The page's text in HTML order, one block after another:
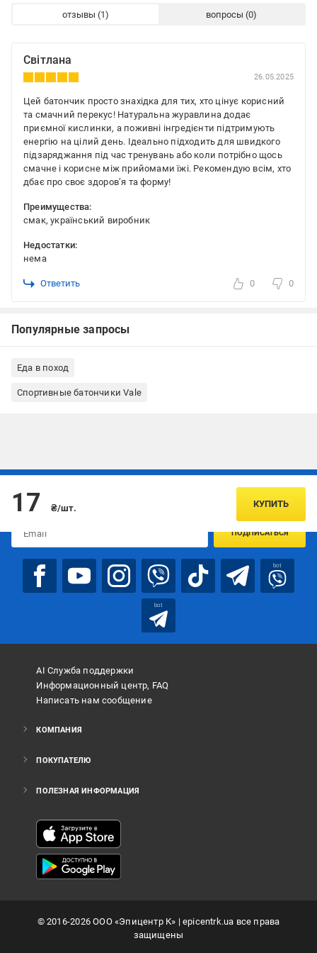
отзывы вопросы
Світлана
26.05.2025
Цей батончик просто знахідка для тих, хто цінує корисний
та смачний перекус! Натуральна журавлина додає
приємної кислинки, а поживні інгредієнти підтримують
енергію на цілий день. Ідеально підходить для швидкого
підзаряджання під час тренувань або коли потрібно щось
смачне і корисне між прийомами їжі. Рекомендую всім, хто
дбає про своє здоров’я та форму!
Преимущества:
смак, український виробник
Недостатки:
нема
Ответить 0 0
Популярные запросы
Еда в поход
Спортивные батончики Vale
17 ₴/шт. КУПИТЬ
Подписывайтесь, чтобы узнавать первым об акцияx и
ПОДПИСАТЬСЯ
bot
bot
AI Служба поддержки
Информационный центр, FAQ
Написать нам сообщение
КОМПАНИЯ
ПОКУПАТЕЛЮ
ПОЛЕЗНАЯ ИНФОРМАЦИЯ
©2016-2026ООО «Эпицентр К» | epicentrk.ua все права
защищены